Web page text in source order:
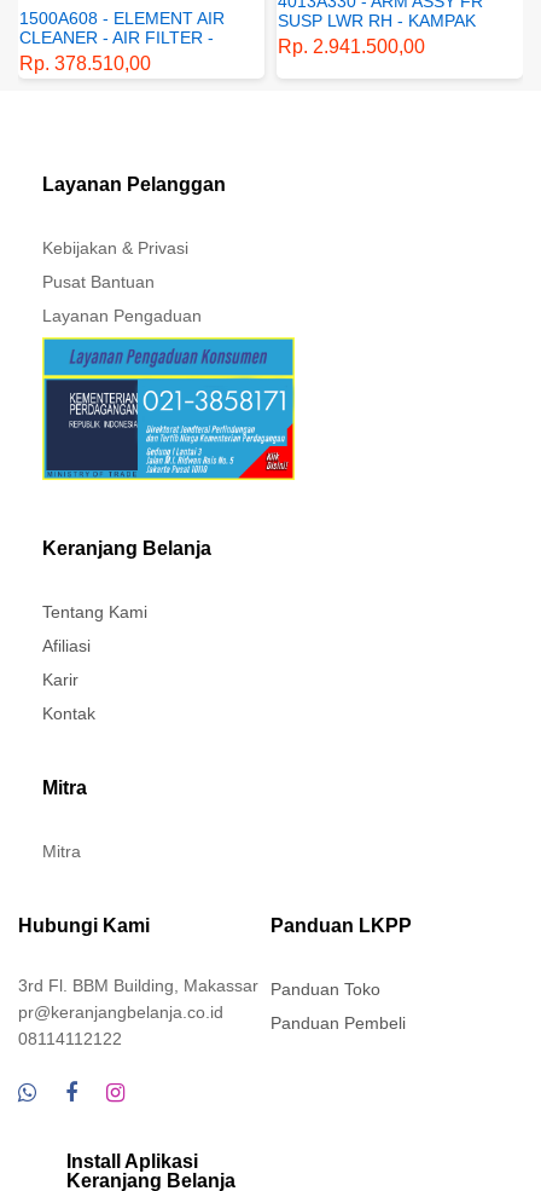
SUSP LWR RH - KAMPAK
DEPAN BAWAH KANAN -
GENUINE SPAREPART -
MITSUBISHI - XPANDER
Rp. 2.941.500,00
4162A413 - SHOCK
ABSORBER RR SUSP -
SUSPENSI BELAKANG -
SHOCKBREAKER BELAKANG
Rp. 1.198.800,00
Layanan Pelanggan
Kebijakan & Privasi
Pusat Bantuan
Layanan Pengaduan
Keranjang Belanja
Tentang Kami
Afiliasi
Karir
Kontak
Mitra
Mitra
Hubungi Kami
3rd Fl. BBM Building, Makassar
pr@keranjangbelanja.co.id
08114112122
Panduan LKPP
Panduan Toko
Panduan Pembeli
Install Aplikasi
Keranjang Belanja